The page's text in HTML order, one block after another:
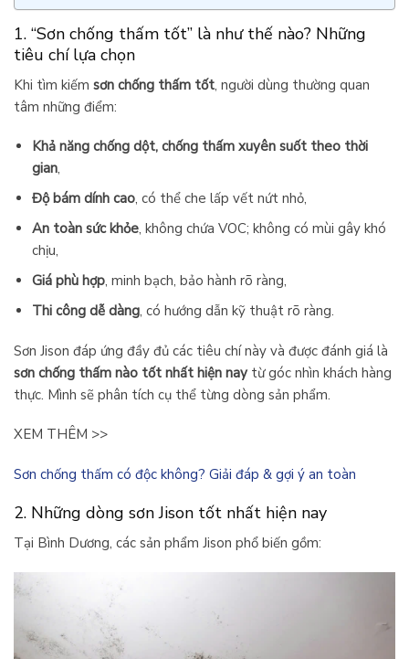
1. “Sơn chống thấm tốt” là như thế nào? Những
tiêu chí lựa chọn
Khi tìm kiếm sơn chống thấm tốt, người dùng thường quan
tâm những điểm:
Khả năng chống dột, chống thấm xuyên suốt theo thời
gian,
Độ bám dính cao, có thể che lấp vết nứt nhỏ,
An toàn sức khỏe, không chứa VOC; không có mùi gây khó
chịu,
Giá phù hợp, minh bạch, bảo hành rõ ràng,
Thi công dễ dàng, có hướng dẫn kỹ thuật rõ ràng.
Sơn Jison đáp ứng đầy đủ các tiêu chí này và được đánh giá là
sơn chống thấm nào tốt nhất hiện naytừ góc nhìn khách hàng
thực. Mình sẽ phân tích cụ thể từng dòng sản phẩm.
XEM THÊM >>
Sơn chống thấm có độc không? Giải đáp & gợi ý an toàn
2. Những dòng sơn Jison tốt nhất hiện nay
Tại Bình Dương, các sản phẩm Jison phổ biến gồm: